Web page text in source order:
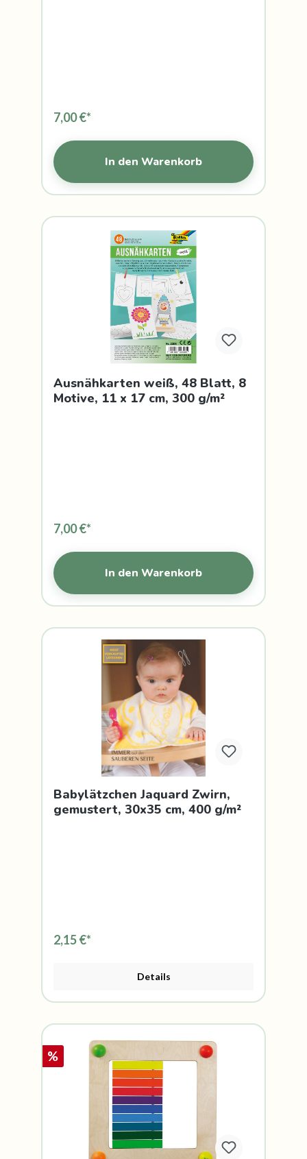
7,00 €*
In den Warenkorb
Ausnähkarten weiß, 48 Blatt, 8
Motive, 11 x 17 cm, 300 g/m²
7,00 €*
In den Warenkorb
Babylätzchen Jaquard Zwirn,
gemustert, 30x35 cm, 400 g/m²
2,15 €*
Details
%